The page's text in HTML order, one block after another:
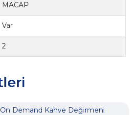
MACAP
Var
2
Demand Kahve Değirmeni